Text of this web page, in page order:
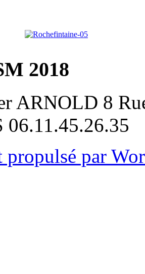
2018
ARNOLD 8
06.11.45.26.35
propulsé par